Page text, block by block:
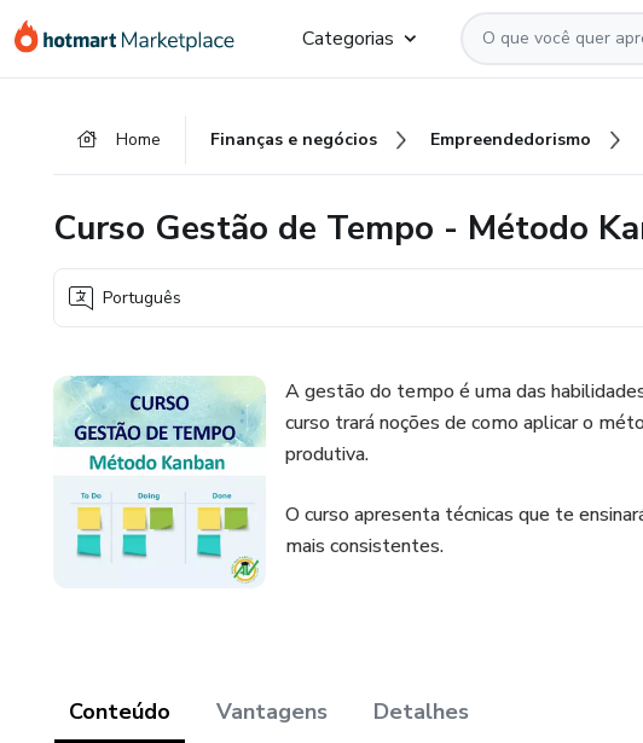
para
para
para
Categorias
Home Finanças e negócios Empreendedorismo
Curso Gestão de Tempo - Método
Português
A gestão do tempo é uma das
curso trará noções de como aplicar o
produtiva.
O curso apresenta técnicas que te
mais consistentes.
Conteúdo Vantagens Detalhes